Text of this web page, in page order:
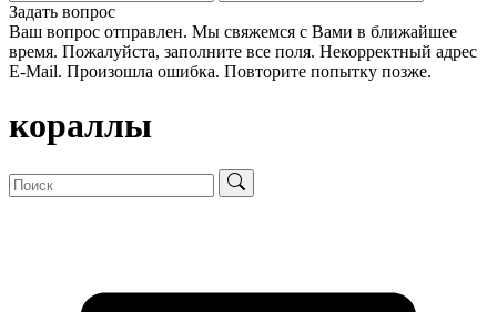
Задать вопрос
Ваш вопрос отправлен. Мы свяжемся с Вами в ближайшее
время. Пожалуйста, заполните все поля. Некорректный адрес
E-Mail. Произошла ошибка. Повторите попытку позже.
кораллы